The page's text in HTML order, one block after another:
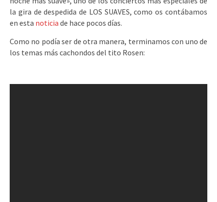
la gira de despedida de LOS SUAVES, como os contábamos
en esta noticia de hace pocos días.
Como no podía ser de otra manera, terminamos con uno de
los temas más cachondos del tito Rosen: